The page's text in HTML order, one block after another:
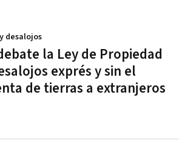
la Ley de Propiedad
exprés y sin el
de tierras a extranjeros
desalojos